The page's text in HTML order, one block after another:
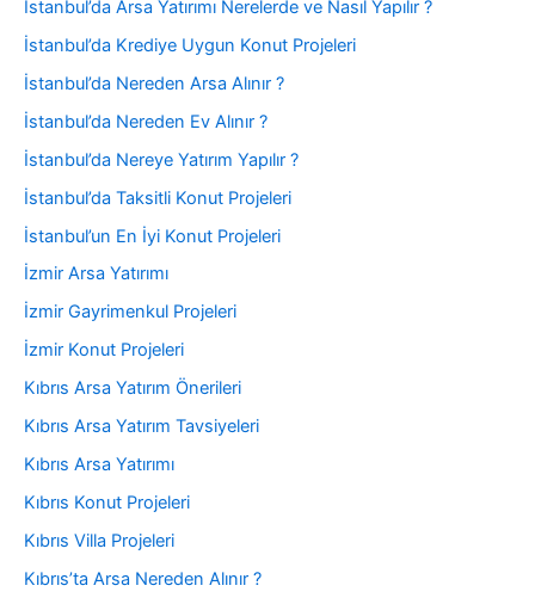
İstanbul’da Arsa Yatırımı Nerelerde ve Nasıl Yapılır ?
İstanbul’da Krediye Uygun Konut Projeleri
İstanbul’da Nereden Arsa Alınır ?
İstanbul’da Nereden Ev Alınır ?
İstanbul’da Nereye Yatırım Yapılır ?
İstanbul’da Taksitli Konut Projeleri
İstanbul’un En İyi Konut Projeleri
İzmir Arsa Yatırımı
İzmir Gayrimenkul Projeleri
İzmir Konut Projeleri
Kıbrıs Arsa Yatırım Önerileri
Kıbrıs Arsa Yatırım Tavsiyeleri
Kıbrıs Arsa Yatırımı
Kıbrıs Konut Projeleri
Kıbrıs Villa Projeleri
Kıbrıs’ta Arsa Nereden Alınır ?